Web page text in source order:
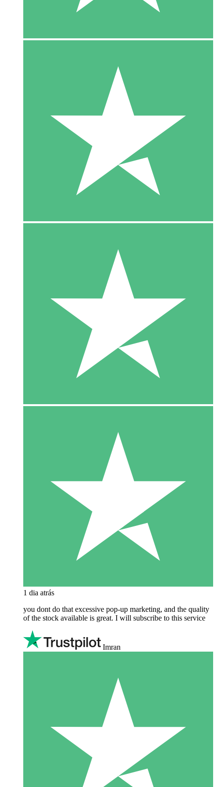
1 dia atrás
you dont do that excessive pop-up marketing, and the quality
of the stock available is great. I will subscribe to this service
Imran